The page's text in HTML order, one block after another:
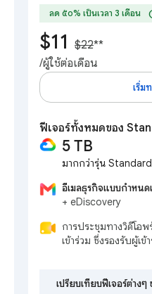
ลด ๕๐% เป็นเวลา 3 เดือน
$11 $22**
/ผู้ใช้ต่อเดือน
เริ่ม
ฟีเจอร์ทั้งหมดของ
5 TB
มากกว่ารุ่น
อีเมลธุรกิจแบบกำหน
+ eDiscovery
การประชุมทางวิดีโอ
เข้าร่วม ซึ่งรองรับผู้เ
เปรียบเทียบฟีเจอร์ต่างๆ